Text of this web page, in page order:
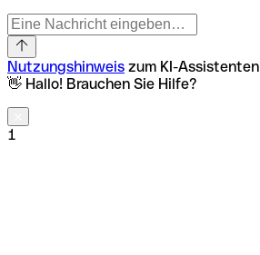
Nutzungshinweis zum KI-Assistenten
👋 Hallo! Brauchen Sie Hilfe?
1